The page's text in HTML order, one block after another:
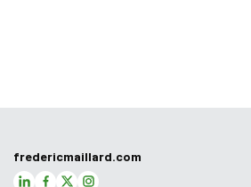
fredericmaillard.com